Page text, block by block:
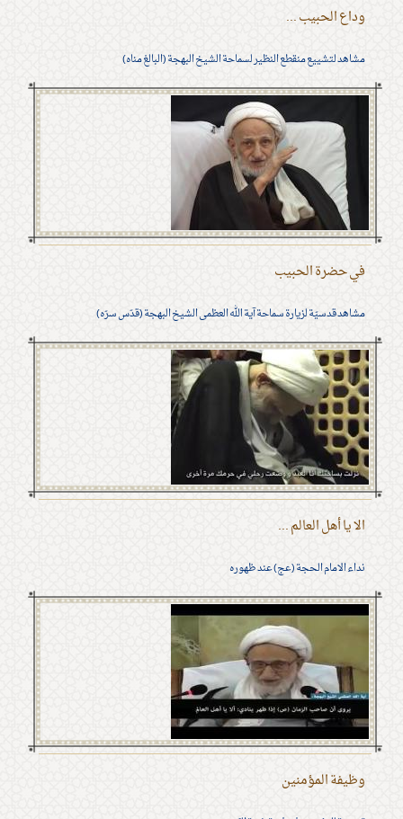
وداع الحبيب ...
مشاهد لتشييع منقطع النظير لسماحة الشيخ البهجة (البالغ مناه)
في حضرة الحبيب
مشاهد قدسيّة لزيارة سماحة آية الله العظمى الشيخ البهجة (قدّس سرّه)
الا يا أهل العالم ...
نداء الامام الحجة (عج) عند ظهوره
وظيفة المؤمنين